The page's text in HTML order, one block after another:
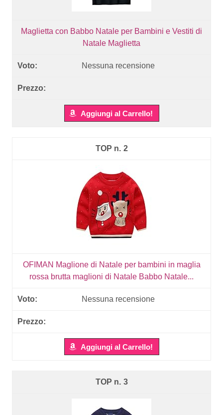
Maglietta con Babbo Natale per Bambini e Vestiti di
Natale Maglietta
Nessuna recensione
Aggiungi al Carrello!
2
OFIMAN Maglione di Natale per bambini in maglia
rossa brutta maglioni di Natale Babbo Natale...
Nessuna recensione
Aggiungi al Carrello!
3